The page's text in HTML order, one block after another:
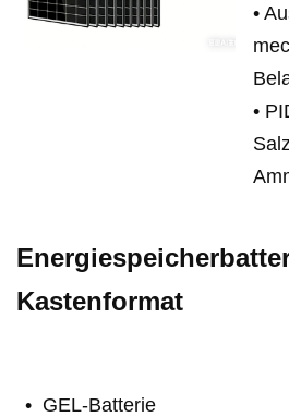
•
•
Kastenformat
• GEL-Batterie